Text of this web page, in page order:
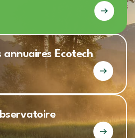
annuaires Ecotech